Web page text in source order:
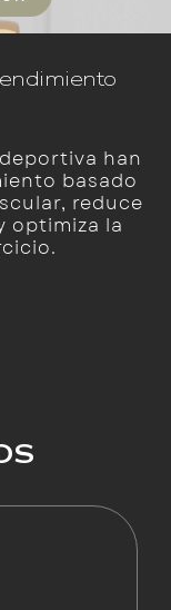
han
basado
reduce
optimiza la